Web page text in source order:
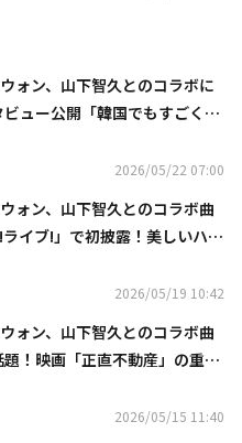
ォン、山下智久とのコラボに
ュー公開「韓国でもすごく有
2026/05/22 07:00
ォン、山下智久とのコラボ曲
イブ!」で初披露！美しいハー
2026/05/19 10:42
ォン、山下智久とのコラボ曲
題！映画「正直不動産」の重要
2026/05/15 11:40